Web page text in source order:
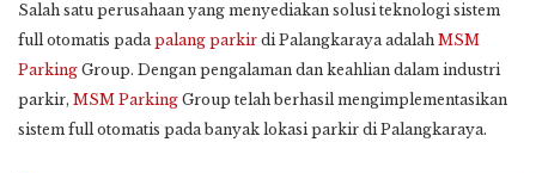
Salah satu perusahaan yang menyediakan solusi teknologi sistem
full otomatis padapalang parkir di Palangkaraya adalah MSM
Parking Group. Dengan pengalaman dan keahlian dalam industri
parkir, MSM Parking Group telah berhasil mengimplementasikan
sistem full otomatis pada banyak lokasi parkir di Palangkaraya.